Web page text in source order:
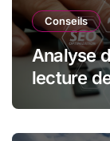
Conseils
Analyse
lecture